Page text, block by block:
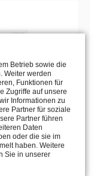
Betrieb sowie die
Weiter werden
Funktionen für
Zugriffe auf unsere
Informationen zu
Partner für soziale
Partner führen
Daten
oder die sie im
haben. Weitere
Sie in unserer